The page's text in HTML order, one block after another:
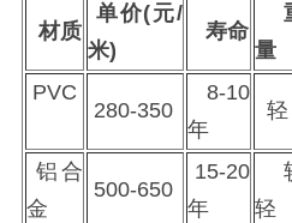
材质
单价(元/
米)
寿命
量
PVC
280-350
8-10
年
轻
铝合
金
500-650
15-20
年
轻